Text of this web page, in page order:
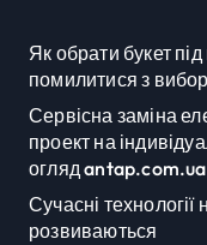
Як обрати букет
помилитися з
Сервісна заміна
проект на
огляд antap.com.ua
Сучасні
розвиваються